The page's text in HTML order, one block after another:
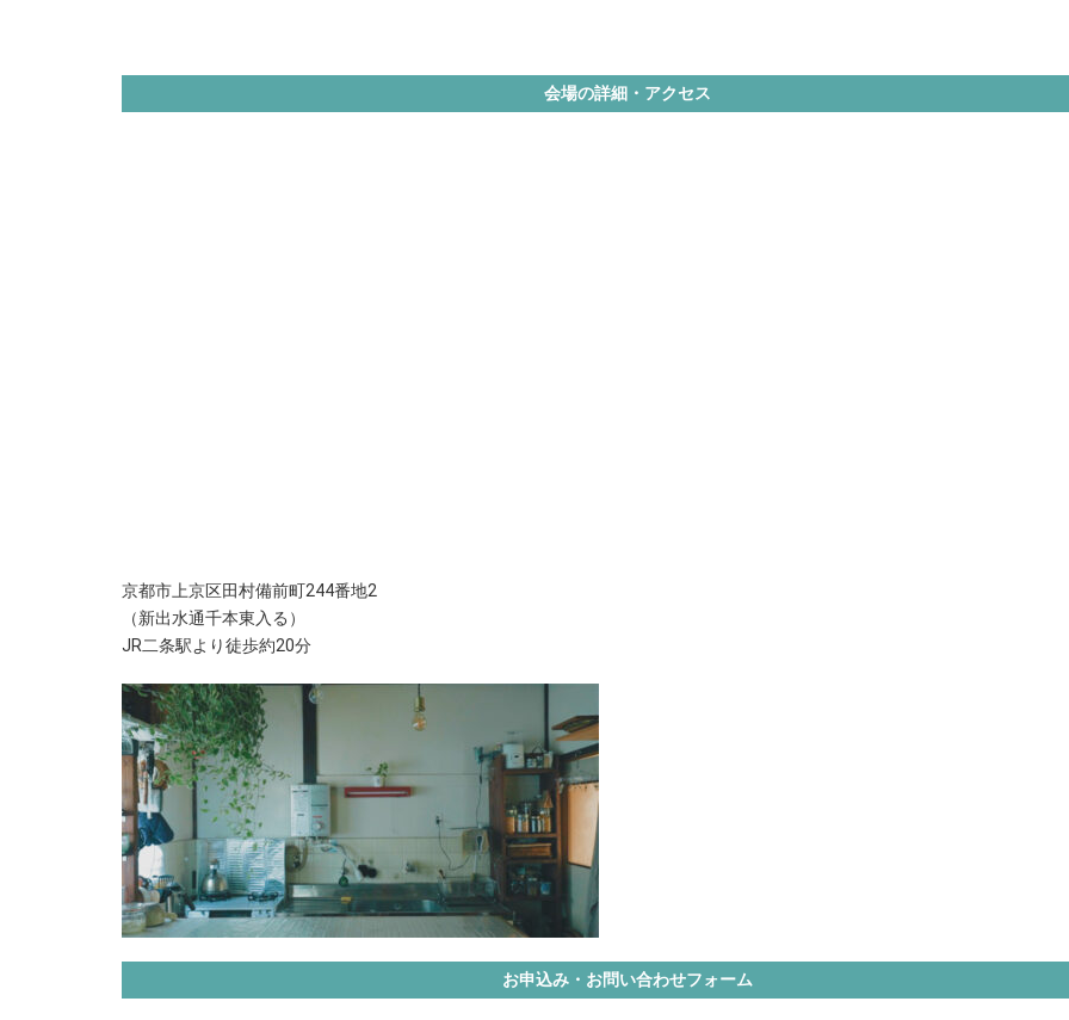
会場の詳細・アクセス
京都市上京区田村備前町244番地2
（新出水通千本東入る）
JR二条駅より徒歩約20分
お申込み・お問い合わせフォーム